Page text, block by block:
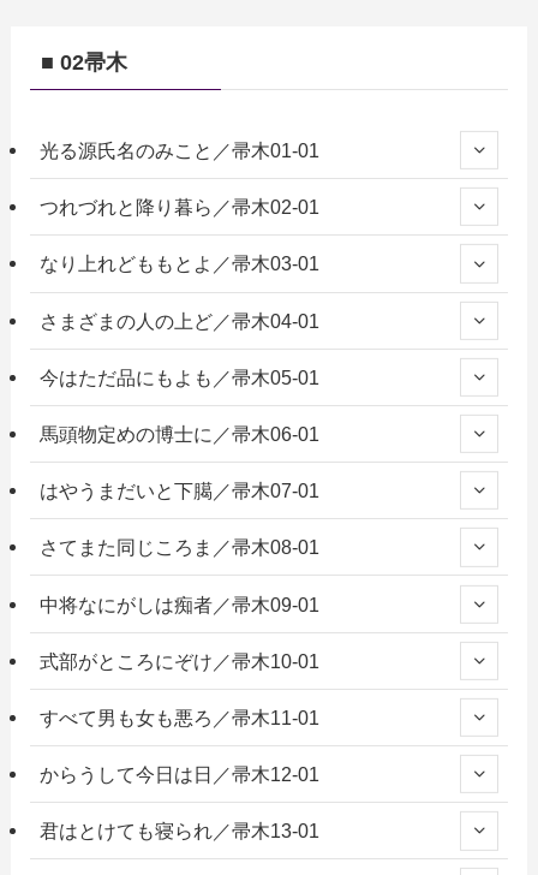
■ 02帚木
光る源氏名のみこと／帚木01-01
つれづれと降り暮ら／帚木02-01
なり上れどももとよ／帚木03-01
さまざまの人の上ど／帚木04-01
今はただ品にもよも／帚木05-01
馬頭物定めの博士に／帚木06-01
はやうまだいと下臈／帚木07-01
さてまた同じころま／帚木08-01
中将なにがしは痴者／帚木09-01
式部がところにぞけ／帚木10-01
すべて男も女も悪ろ／帚木11-01
からうして今日は日／帚木12-01
君はとけても寝られ／帚木13-01